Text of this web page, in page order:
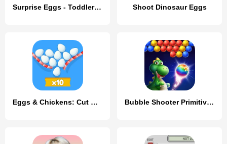
Surprise Eggs - Toddler games Shoot Dinosaur Eggs
Eggs & Chickens: Cut Rope Game Bubble Shooter Primitive Eggs